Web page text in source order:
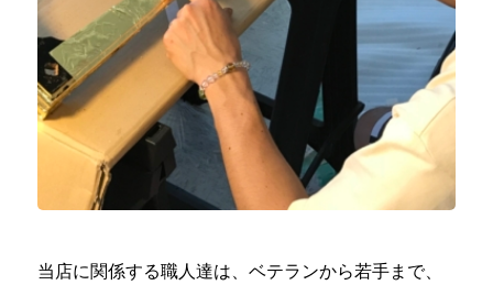
当店に関係する職人達は、ベテランから若手まで、